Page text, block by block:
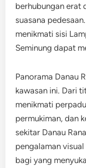
berhubungan erat
suasana
menikmati sisi
Seminung dapat
Panorama Danau
kawasan ini. Dari
menikmati
permukiman, dan
sekitar Danau
pengalaman
bagi yang